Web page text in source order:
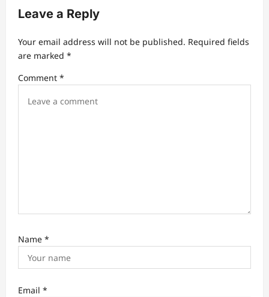
a
i
a
Leave a Reply
Your email address will not be published. Required fields
are marked *
Comment *
Name *
Email *